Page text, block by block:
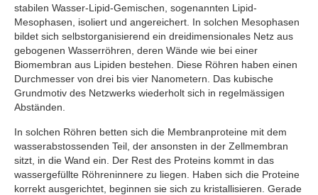
stabilen Wasser-Lipid-Gemischen, sogenannten Lipid-
Mesophasen, isoliert und angereichert. In solchen Mesophasen
bildet sich selbstorganisierend ein dreidimensionales Netz aus
gebogenen Wasserröhren, deren Wände wie bei einer
Biomembran aus Lipiden bestehen. Diese Röhren haben einen
Durchmesser von drei bis vier Nanometern. Das kubische
Grundmotiv des Netzwerks wiederholt sich in regelmässigen
Abständen.
In solchen Röhren betten sich die Membranproteine mit dem
wasserabstossenden Teil, der ansonsten in der Zellmembran
sitzt, in die Wand ein. Der Rest des Proteins kommt in das
wassergefüllte Röhreninnere zu liegen. Haben sich die Proteine
korrekt ausgerichtet, beginnen sie sich zu kristallisieren. Gerade